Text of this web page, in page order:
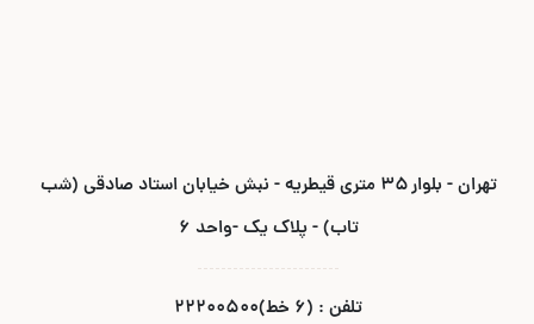
تهران - بلوار ۳۵ متری قیطریه - نبش خیابان استاد صادقی (شب
تاب) - پلاک یک -واحد ۶
تلفن : (۶ خط)۲۲۲۰۰۵۰۰